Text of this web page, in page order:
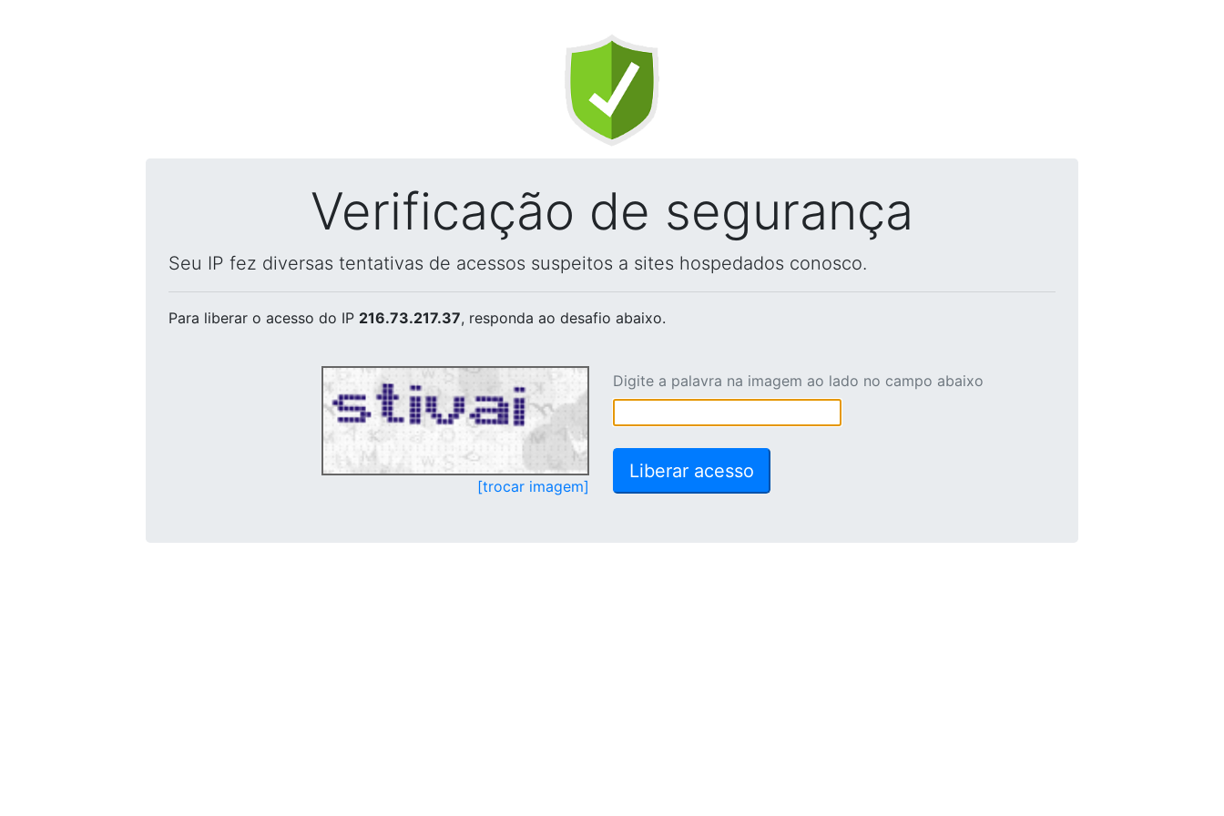
Verificação de segurança
Seu IP fez diversas tentativas de acessos suspeitos a sites hospedados conosco.
Para liberar o acesso do IP 216.73.217.37, responda ao desafio abaixo.
[trocar imagem]
Digite a palavra na imagem ao lado no campo abaixo